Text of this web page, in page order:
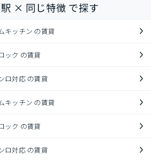
× 同じ特徴 で探す
キッチン の賃貸
ック の賃貸
ロ対応 の賃貸
キッチン の賃貸
ック の賃貸
ロ対応 の賃貸